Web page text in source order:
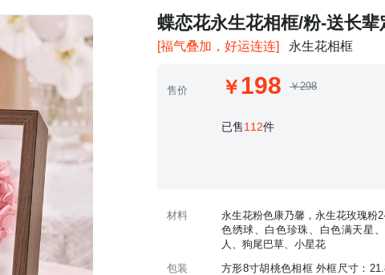
蝶恋花永生花相框/粉-送长辈
[福气叠加，好运连连] 永生花相框
售价 198 ￥298
已售112件
材料
永生花粉色康乃馨，永生花玫瑰粉
色绣球、白色珍珠、白色满天星
人、狗尾巴草、小星花
包装
方形8寸胡桃色相框 外框尺寸：